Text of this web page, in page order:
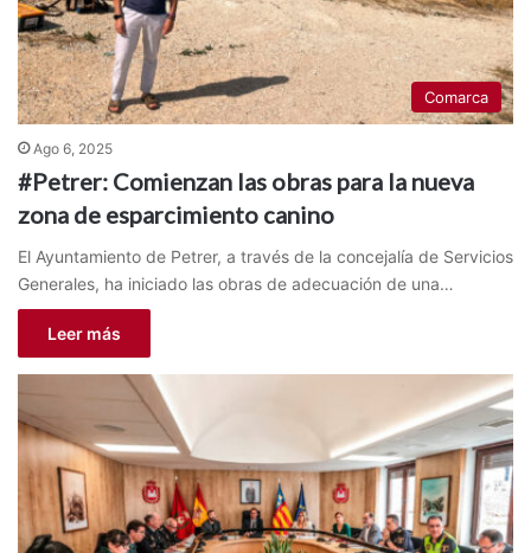
Comarca
Ago 6, 2025
#Petrer: Comienzan las obras para la nueva
zona de esparcimiento canino
El Ayuntamiento de Petrer, a través de la concejalía de Servicios
Generales, ha iniciado las obras de adecuación de una…
Leer más